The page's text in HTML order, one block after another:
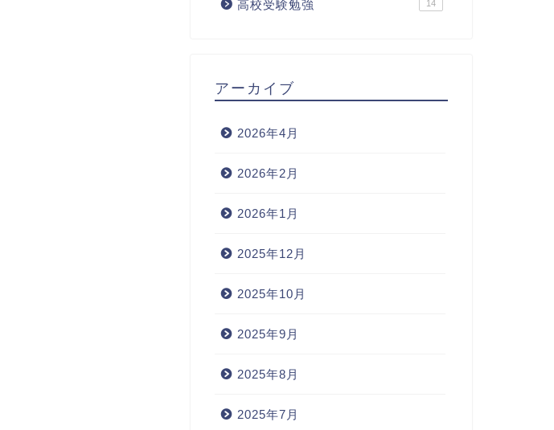
高校受験勉強 14
アーカイブ
2026年4月
2026年2月
2026年1月
2025年12月
2025年10月
2025年9月
2025年8月
2025年7月